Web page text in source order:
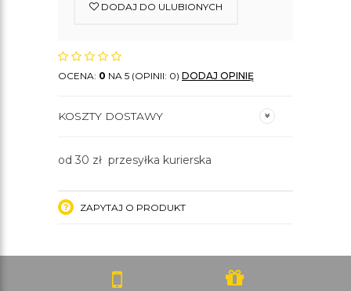
DODAJ DO ULUBIONYCH
OCENA: 0 NA 5 (OPINII: 0) DODAJ OPINIĘ
KOSZTY DOSTAWY
od 30 zł przesyłka kurierska
ZAPYTAJ O PRODUKT